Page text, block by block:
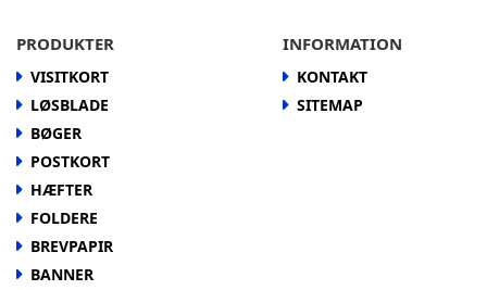
PRODUKTER
VISITKORT
LØSBLADE
BØGER
POSTKORT
HÆFTER
FOLDERE
BREVPAPIR
BANNER
INFORMATION
KONTAKT
SITEMAP